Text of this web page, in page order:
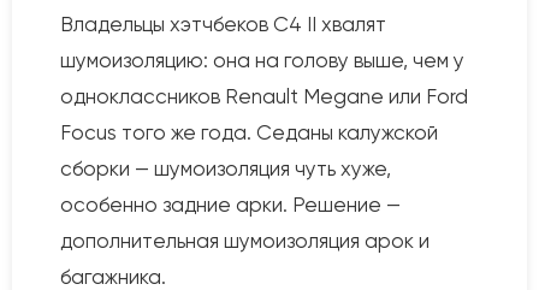
Владельцы хэтчбеков C4 II хвалят
шумоизоляцию: она на голову выше, чем у
одноклассников Renault Megane или Ford
Focus того же года. Седаны калужской
сборки — шумоизоляция чуть хуже,
особенно задние арки. Решение —
дополнительная шумоизоляция арок и
багажника.